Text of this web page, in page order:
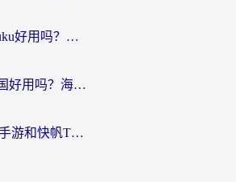
云极和Unblock Youku好用吗？海外党亲测+2026回国加速器避坑指南
ChickCN和海外回国好用吗？海外党2026亲测：从手游到影音，选对加速器的3个关键
海外党必看：雷神手游和快帆TV版好用吗？3步选对回国加速器不踩坑